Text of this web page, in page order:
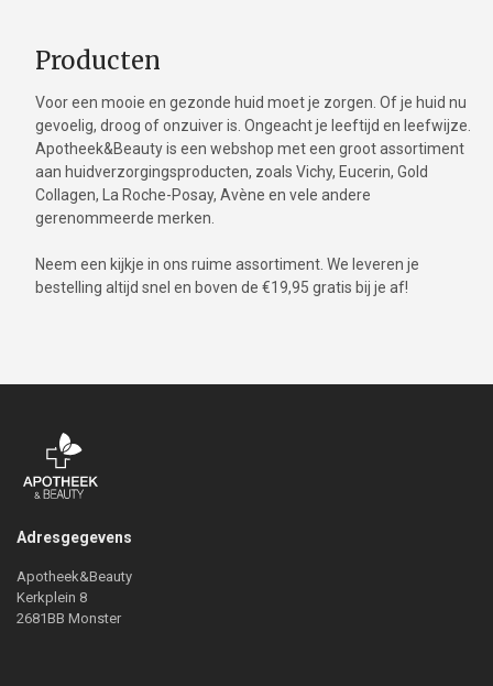
Producten
Voor een mooie en gezonde huid moet je zorgen. Of je huid nu
gevoelig, droog of onzuiver is. Ongeacht je leeftijd en leefwijze.
Apotheek&Beauty is een webshop met een groot assortiment
aan huidverzorgingsproducten, zoals Vichy, Eucerin, Gold
Collagen, La Roche-Posay, Avène en vele andere
gerenommeerde merken.
Neem een kijkje in ons ruime assortiment. We leveren je
bestelling altijd snel en boven de €19,95 gratis bij je af!
Adresgegevens
Apotheek&Beauty
Kerkplein 8
2681BB Monster